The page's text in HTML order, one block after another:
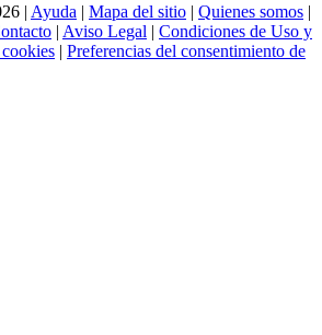
| Ayuda | Mapa del sitio | Quienes somos |
| Aviso Legal | Condiciones de Uso y
| Preferencias del consentimiento de